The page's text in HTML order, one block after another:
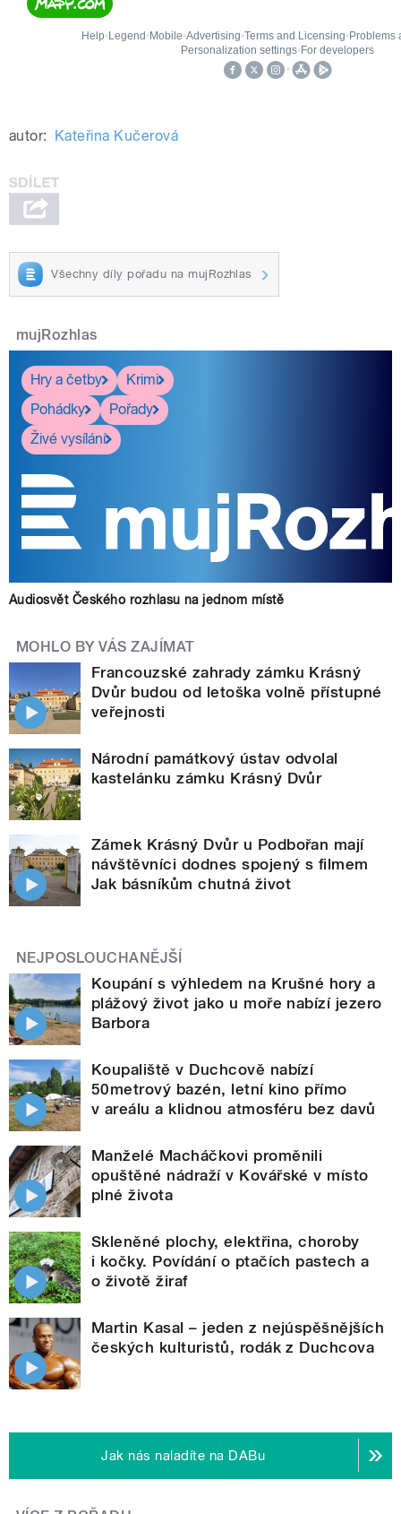
autor: Kateřina Kučerová
Všechny díly pořadu na mujRozhlas
mujRozhlas
Hry a četby
Krimi
Pohádky
Pořady
Živé vysílání
Audiosvět Českého rozhlasu na jednom místě
MOHLO BY VÁS ZAJÍMAT
Francouzské zahrady zámku Krásný
Dvůr budou od letoška volně přístupné
veřejnosti
Národní památkový ústav odvolal
kastelánku zámku Krásný Dvůr
Zámek Krásný Dvůr u Podbořan mají
návštěvníci dodnes spojený s filmem
Jak básníkům chutná život
NEJPOSLOUCHANĚJŠÍ
Koupání s výhledem na Krušné hory a
plážový život jako u moře nabízí jezero
Barbora
Koupaliště v Duchcově nabízí
50metrový bazén, letní kino přímo
v areálu a klidnou atmosféru bez davů
Manželé Macháčkovi proměnili
opuštěné nádraží v Kovářské v místo
plné života
Skleněné plochy, elektřina, choroby
i kočky. Povídání o ptačích pastech a
o životě žiraf
Martin Kasal – jeden z nejúspěšnějších
českých kulturistů, rodák z Duchcova
Jak nás naladíte na DABu